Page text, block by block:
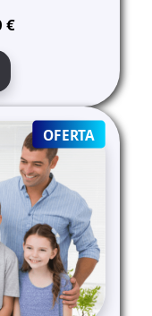
€.
€El
140,00 €.
OFERTA
ON